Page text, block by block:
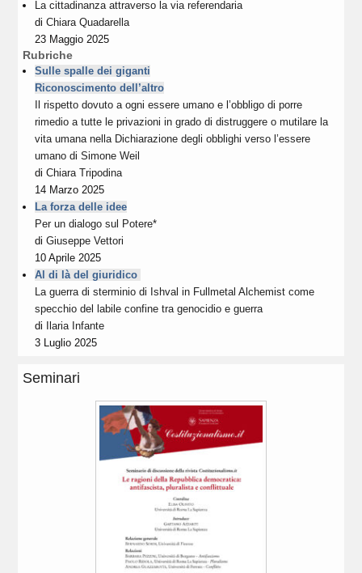
La cittadinanza attraverso la via referendaria
diChiara Quadarella
23 Maggio 2025
Rubriche
Sulle spalle dei giganti
Riconoscimento dell’altro
Il rispetto dovuto a ogni essere umano e l’obbligo di porre
rimedio a tutte le privazioni in grado di distruggere o mutilare la
vita umana nella Dichiarazione degli obblighi verso l’essere
umano di Simone Weil
diChiara Tripodina
14 Marzo 2025
La forza delle idee
Per un dialogo sul Potere*
diGiuseppe Vettori
10 Aprile 2025
Al di là del giuridico
La guerra di sterminio di Ishval in Fullmetal Alchemist come
specchio del labile confine tra genocidio e guerra
di
Ilaria Infante
3 Luglio 2025
Seminari